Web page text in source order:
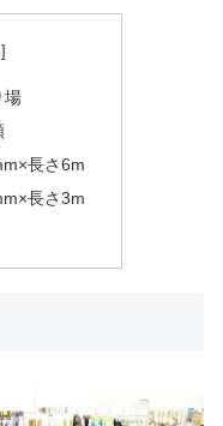
場
長さ6m
長さ3m